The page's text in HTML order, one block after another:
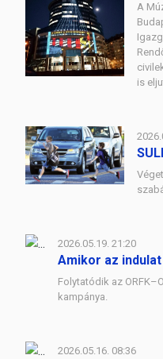
A
is
2026.05.19. 21:20
Amikor az
Folytatódik az
kampánya.
2026.05.16. 08:36